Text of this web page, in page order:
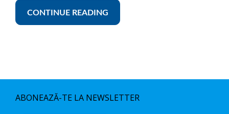
CONTINUE READING
ABONEAZĂ-TE LA NEWSLETTER